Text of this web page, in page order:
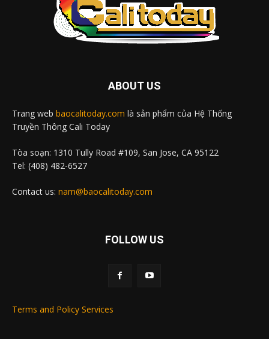
ABOUT US
Trang web baocalitoday.com là sản phẩm của Hệ Thống
Truyền Thông Cali Today
Tòa soạn: 1310 Tully Road #109, San Jose, CA 95122
Tel: (408) 482-6527
Contact us: nam@baocalitoday.com
FOLLOW US
Terms and Policy Services